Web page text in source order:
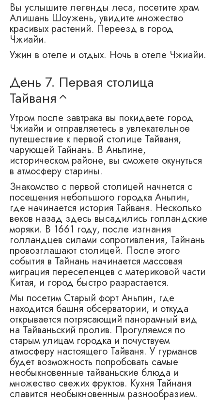
Вы услышите легенды леса, посетите храм
Алишань Шоужень, увидите множество
красивых растений. Переезд в город
Чжиайи.
Ужин в отеле и отдых. Ночь в отеле Чжиайи.
День 7. Первая столица
Тайваня
Утром после завтрака вы покидаете город
Чжиайи и отправляетесь в увлекательное
путешествие к первой столице Тайваня,
чарующей Тайнань. В Аньпине,
историческом районе, вы сможете окунуться
в атмосферу старины.
Знакомство с первой столицей начнется с
посещения небольшого городка Аньпин,
где начинается история Тайваня. Несколько
веков назад здесь высадились голландские
моряки. В 1661 году, после изгнания
голландцев силами сопротивления, Тайнань
провозглашают столицей. После этого
события в Тайнань начинается массовая
миграция переселенцев с материковой части
Китая, и город быстро разрастается.
Мы посетим Старый форт Аньпин, где
находится башня обсерватории, и откуда
открывается потрясающий панорамный вид
на Тайваньский пролив. Прогуляемся по
старым улицам городка и почуствуем
атмосферу настоящего Тайваня. У гурманов
будет возможность попробовать самые
необыкновенные тайваньские блюда и
множество свежих фруктов. Кухня Тайнаня
славится необыкновенным разнообразием.